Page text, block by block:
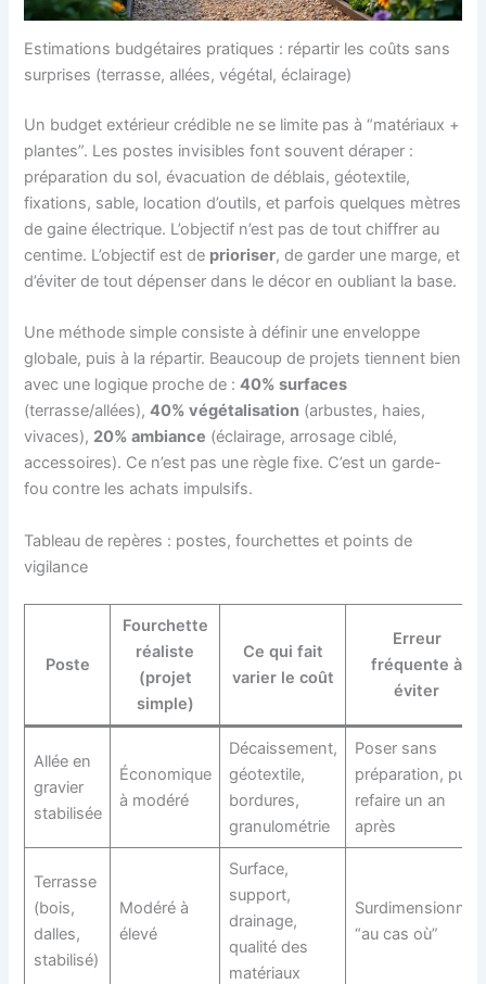
Estimations budgétaires pratiques : répartir les coûts sans
surprises (terrasse, allées, végétal, éclairage)
Un budget extérieur crédible ne se limite pas à “matériaux +
plantes”. Les postes invisibles font souvent déraper :
préparation du sol, évacuation de déblais, géotextile,
fixations, sable, location d’outils, et parfois quelques mètres
de gaine électrique. L’objectif n’est pas de tout chiffrer au
centime. L’objectif est de prioriser, de garder une marge, et
d’éviter de tout dépenser dans le décor en oubliant la base.
Une méthode simple consiste à définir une enveloppe
globale, puis à la répartir. Beaucoup de projets tiennent bien
avec une logique proche de :40% surfaces
(terrasse/allées),40% végétalisation (arbustes, haies,
vivaces), 20% ambiance (éclairage, arrosage ciblé,
accessoires). Ce n’est pas une règle fixe. C’est un garde-
fou contre les achats impulsifs.
Tableau de repères : postes, fourchettes et points de
vigilance
Poste
Fourchette
réaliste
(projet
simple)
Ce qui fait
varier le coût
Erreur
fréquente à
éviter
Allée en
gravier
stabilisée
Économique
à modéré
Décaissement,
géotextile,
bordures,
granulométrie
Poser sans
préparation, puis
refaire un an
après
Terrasse
(bois,
dalles,
stabilisé)
Modéré à
élevé
Surface,
support,
drainage,
qualité des
matériaux
Surdimensionner
“au cas où”